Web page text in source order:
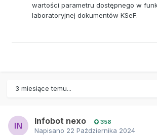
wartości parametru dostępnego w
laboratoryjnej dokumentów KSeF.
3 miesiące temu...
Infobot nexo 358
Napisano 22 Października 2024